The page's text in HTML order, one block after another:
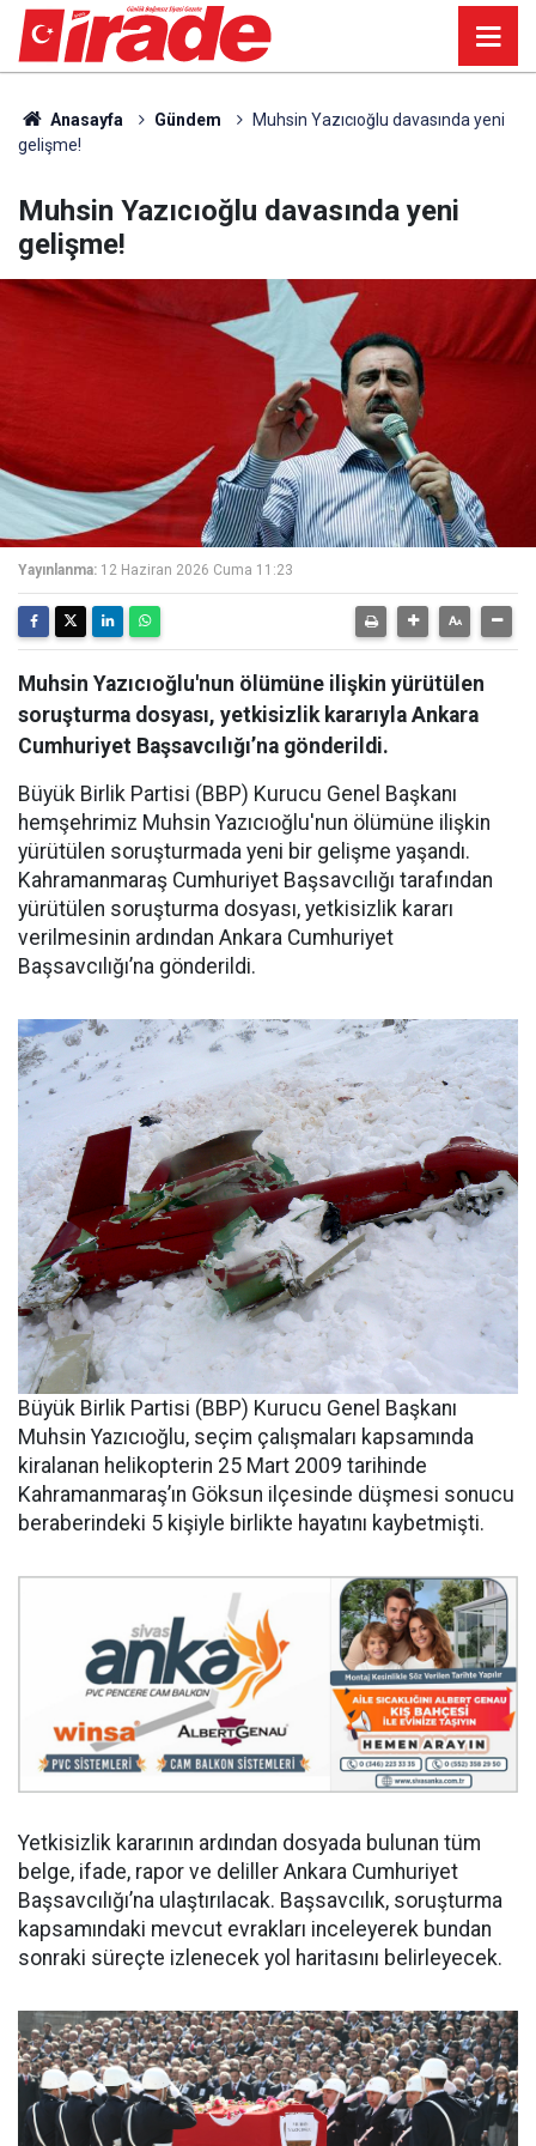
Anasayfa Gündem
Muhsin Yazıcıoğlu davasında yeni
gelişme!
Muhsin Yazıcıoğlu davasında yeni
gelişme!
Yayınlanma: 12 Haziran 2026 Cuma 11:23
Muhsin Yazıcıoğlu'nun ölümüne ilişkin yürütülen
soruşturma dosyası, yetkisizlik kararıyla Ankara
Cumhuriyet Başsavcılığı’na gönderildi.
Büyük Birlik Partisi (BBP) Kurucu Genel Başkanı
hemşehrimiz Muhsin Yazıcıoğlu'nun ölümüne ilişkin
yürütülen soruşturmada yeni bir gelişme yaşandı.
Kahramanmaraş Cumhuriyet Başsavcılığı tarafından
yürütülen soruşturma dosyası, yetkisizlik kararı
verilmesinin ardından Ankara Cumhuriyet
Başsavcılığı’na gönderildi.
Büyük Birlik Partisi (BBP) Kurucu Genel Başkanı
Muhsin Yazıcıoğlu, seçim çalışmaları kapsamında
kiralanan helikopterin 25 Mart 2009 tarihinde
Kahramanmaraş’ın Göksun ilçesinde düşmesi sonucu
beraberindeki 5 kişiyle birlikte hayatını kaybetmişti.
Yetkisizlik kararının ardından dosyada bulunan tüm
belge, ifade, rapor ve deliller Ankara Cumhuriyet
Başsavcılığı’na ulaştırılacak. Başsavcılık, soruşturma
kapsamındaki mevcut evrakları inceleyerek bundan
sonraki süreçte izlenecek yol haritasını belirleyecek.